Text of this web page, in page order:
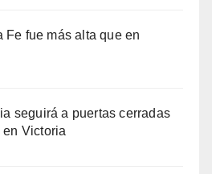
Fe fue más alta que en
seguirá a puertas cerradas
en Victoria